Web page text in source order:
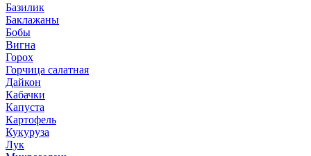
Базилик
Баклажаны
Бобы
Вигна
Горох
Горчица салатная
Дайкон
Кабачки
Капуста
Картофель
Кукуруза
Лук